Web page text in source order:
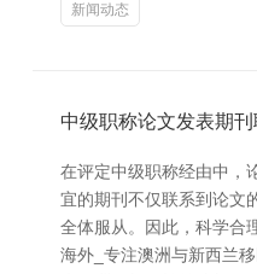
新闻动态
中级职称论文发表期
在评定中级职称经由中，
宜的期刊不仅联系到论文
全体服从。因此，科学合
海外_专注澳洲与新西兰